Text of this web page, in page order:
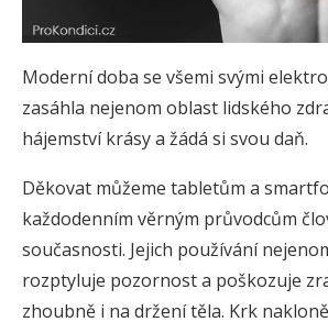
Moderní doba se všemi svými
zasáhla nejenom oblast lidského
hájemství krásy a žádá si svou daň.
Děkovat můžeme tabletům a
každodenním věrným průvodcům
současnosti. Jejich používání
rozptyluje pozornost a poškozuje
zhoubně i na držení těla. Krk